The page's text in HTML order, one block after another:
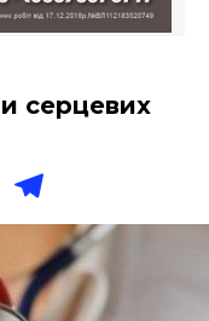
серцевих